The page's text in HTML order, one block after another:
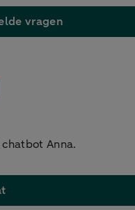
vragen
Anna.